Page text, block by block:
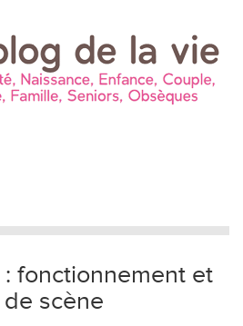
fonctionnement et
scène